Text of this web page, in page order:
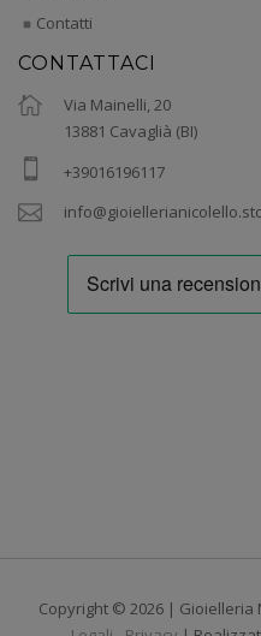
Contatti
CONTATTACI
Via Mainelli, 20
13881 Cavaglià (BI)
+39016196117
Copyright © 2026 | Gioielleria